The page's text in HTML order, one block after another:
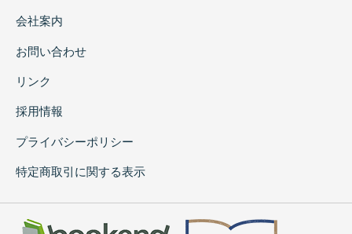
会社案内
お問い合わせ
リンク
採用情報
プライバシーポリシー
特定商取引に関する表示